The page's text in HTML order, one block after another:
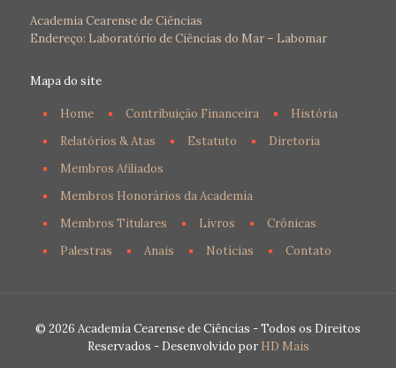
Academia Cearense de Ciências
Endereço: Laboratório de Ciências do Mar – Labomar
Mapa do site
Home Contribuição Financeira
História
Relatórios & Atas
Estatuto
Diretoria
Membros Afiliados
Membros Honorários da Academia
Membros Titulares
Livros
Crônicas
Palestras
Anais Notícias Contato
© 2026 Academia Cearense de Ciências - Todos os Direitos
Reservados - Desenvolvido por HD Mais